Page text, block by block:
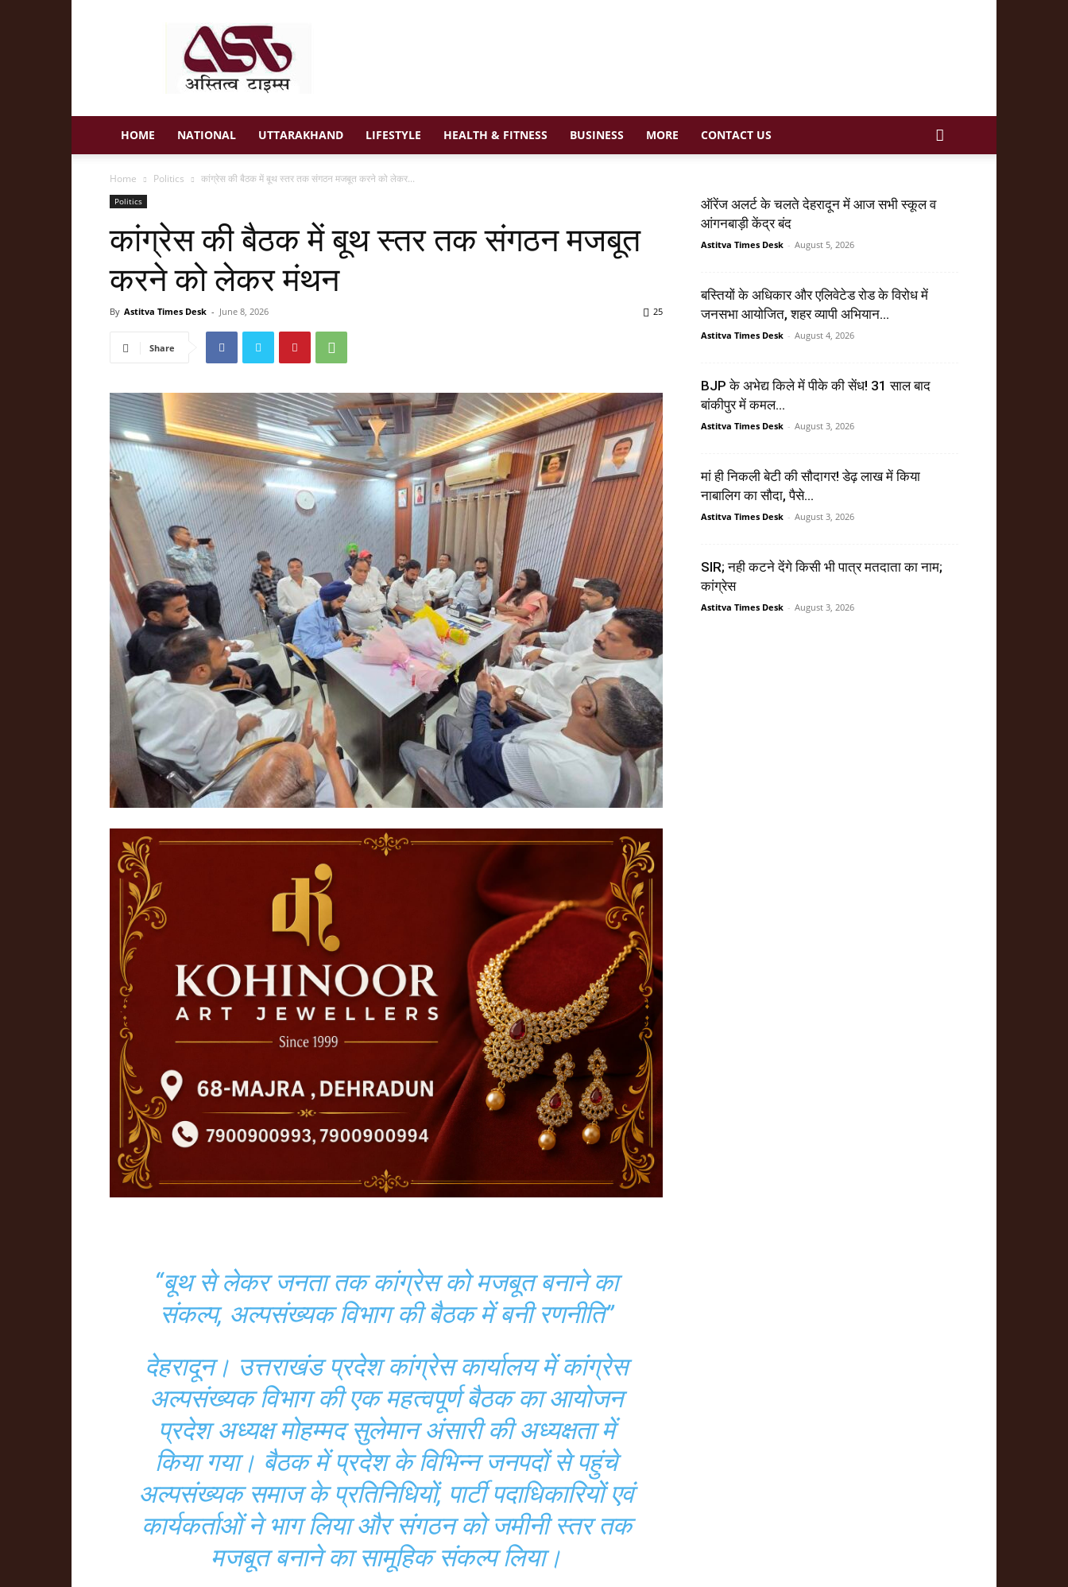
Astitva
Times
HOME NATIONAL UTTARAKHAND LIFESTYLE HEALTH & FITNESS BUSINESS MORE CONTACT US
Home Politics कांग्रेस की बैठक में बूथ स्तर तक संगठन मजबूत करने को लेकर...
Politics
कांग्रेस की बैठक में बूथ स्तर तक संगठन मजबूत
करने को लेकर मंथन
By Astitva Times Desk - June 8, 2026 25
Share
“बूथ से लेकर जनता तक कांग्रेस को मजबूत बनाने का
संकल्प, अल्पसंख्यक विभाग की बैठक में बनी रणनीति”
देहरादून। उत्तराखंड प्रदेश कांग्रेस कार्यालय में कांग्रेस
अल्पसंख्यक विभाग की एक महत्वपूर्ण बैठक का आयोजन
प्रदेश अध्यक्ष मोहम्मद सुलेमान अंसारी की अध्यक्षता में
किया गया। बैठक में प्रदेश के विभिन्न जनपदों से पहुंचे
अल्पसंख्यक समाज के प्रतिनिधियों, पार्टी पदाधिकारियों एवं
कार्यकर्ताओं ने भाग लिया और संगठन को जमीनी स्तर तक
मजबूत बनाने का सामूहिक संकल्प लिया।
ऑरेंज अलर्ट के चलते देहरादून में आज सभी स्कूल व
आंगनबाड़ी केंद्र बंद
Astitva Times Desk - August 5, 2026
बस्तियों के अधिकार और एलिवेटेड रोड के विरोध में
जनसभा आयोजित, शहर व्यापी अभियान...
Astitva Times Desk - August 4, 2026
BJP के अभेद्य किले में पीके की सेंध! 31 साल बाद
बांकीपुर में कमल...
Astitva Times Desk - August 3, 2026
मां ही निकली बेटी की सौदागर! डेढ़ लाख में किया
नाबालिग का सौदा, पैसे...
Astitva Times Desk - August 3, 2026
SIR; नही कटने देंगे किसी भी पात्र मतदाता का नाम;
कांग्रेस
Astitva Times Desk - August 3, 2026